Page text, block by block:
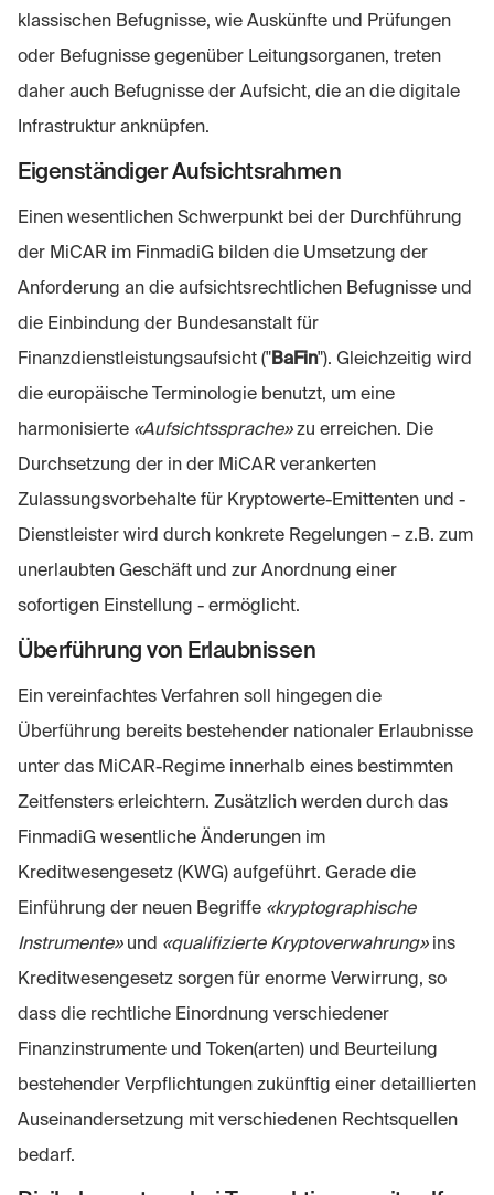
klassischen Befugnisse, wie Auskünfte und Prüfungen
oder Befugnisse gegenüber Leitungsorganen, treten
daher auch Befugnisse der Aufsicht, die an die digitale
Infrastruktur anknüpfen.
Eigenständiger Aufsichtsrahmen
Einen wesentlichen Schwerpunkt bei der Durchführung
der MiCAR im FinmadiG bilden die Umsetzung der
Anforderung an die aufsichtsrechtlichen Befugnisse und
die Einbindung der Bundesanstalt für
Finanzdienstleistungsaufsicht ("BaFin"). Gleichzeitig wird
die europäische Terminologie benutzt, um eine
harmonisierte «Aufsichtssprache»zu erreichen. Die
Durchsetzung der in der MiCAR verankerten
Zulassungsvorbehalte für Kryptowerte-Emittenten und -
Dienstleister wird durch konkrete Regelungen – z.B. zum
unerlaubten Geschäft und zur Anordnung einer
sofortigen Einstellung - ermöglicht.
Überführung von Erlaubnissen
Ein vereinfachtes Verfahren soll hingegen die
Überführung bereits bestehender nationaler Erlaubnisse
unter das MiCAR-Regime innerhalb eines bestimmten
Zeitfensters erleichtern. Zusätzlich werden durch das
FinmadiG wesentliche Änderungen im
Kreditwesengesetz (KWG) aufgeführt. Gerade die
Einführung der neuen Begriffe «kryptographische
Instrumente»und «qualifizierte Kryptoverwahrung»ins
Kreditwesengesetz sorgen für enorme Verwirrung, so
dass die rechtliche Einordnung verschiedener
Finanzinstrumente und Token(arten) und Beurteilung
bestehender Verpflichtungen zukünftig einer detaillierten
Auseinandersetzung mit verschiedenen Rechtsquellen
bedarf.